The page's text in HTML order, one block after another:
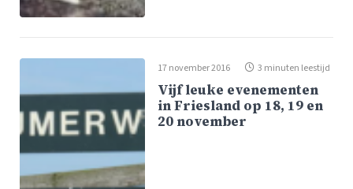
17 november 2016 3 minuten leestijd
Vijf leuke evenementen
in Friesland op 18, 19 en
20 november